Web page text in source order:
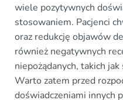
wiele pozytywnych
stosowaniem. Pacjenci
oraz redukcję objawów
również negatywnych
niepożądanych, takich
Warto zatem przed
doświadczeniami innych